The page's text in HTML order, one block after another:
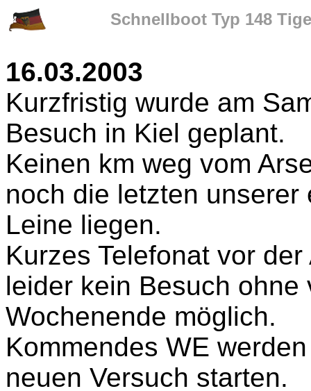
Schnellboot Typ 148
16.03.2003
Kurzfristig wurde am
Besuch in Kiel geplant.
Keinen km weg vom
noch die letzten
Leine liegen.
Kurzes Telefonat vor
leider kein Besuch ohne
Wochenende möglich.
Kommendes WE
neuen Versuch starten.